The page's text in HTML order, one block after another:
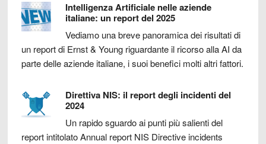
Intelligenza Artificiale nelle aziende
italiane: un report del 2025
Vediamo una breve panoramica dei risultati di
un report di Ernst & Young riguardante il ricorso alla AI da
parte delle aziende italiane, i suoi benefici molti altri fattori.
Direttiva NIS: il report degli incidenti del
2024
Un rapido sguardo ai punti più salienti del
report intitolato Annual report NIS Directive incidents